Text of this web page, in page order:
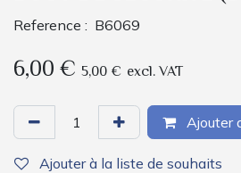
Reference : B6069
6,00€ 5,00 € excl. VAT
Ajouter
Ajouter à la liste de souhaits